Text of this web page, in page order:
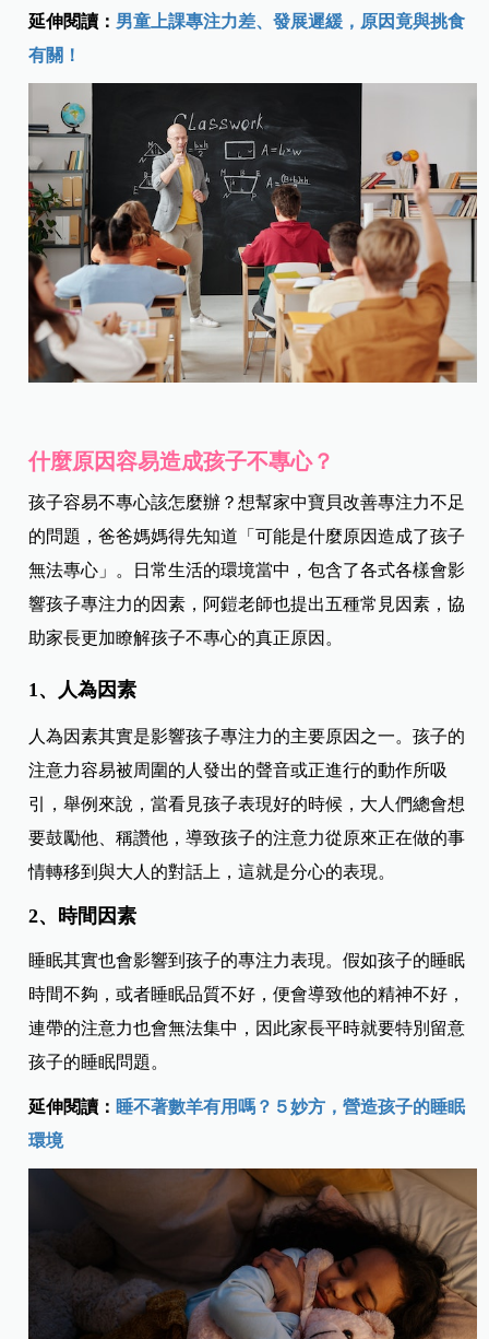
延伸閱讀： 男童上課專注力差、發展遲緩，原因竟與挑食
有關！
什麼原因容易造成孩子不專心？
孩子容易不專心該怎麼辦？想幫家中寶貝改善專注力不足
的問題，爸爸媽媽得先知道「可能是什麼原因造成了孩子
無法專心」。日常生活的環境當中，包含了各式各樣會影
響孩子專注力的因素，阿鎧老師也提出五種常見因素，協
助家長更加瞭解孩子不專心的真正原因。
1、人為因素
人為因素其實是影響孩子專注力的主要原因之一。孩子的
注意力容易被周圍的人發出的聲音或正進行的動作所吸
引，舉例來說，當看見孩子表現好的時候，大人們總會想
要鼓勵他、稱讚他，導致孩子的注意力從原來正在做的事
情轉移到與大人的對話上，這就是分心的表現。
2、時間因素
睡眠其實也會影響到孩子的專注力表現。假如孩子的睡眠
時間不夠，或者睡眠品質不好，便會導致他的精神不好，
連帶的注意力也會無法集中，因此家長平時就要特別留意
孩子的睡眠問題。
延伸閱讀： 睡不著數羊有用嗎？５妙方，營造孩子的睡眠
環境